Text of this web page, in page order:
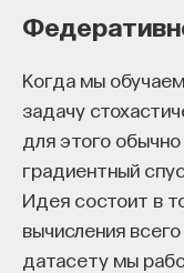
Когда мы
задачу
для этого
градиентный
Идея состоит в
вычисления
датасету мы